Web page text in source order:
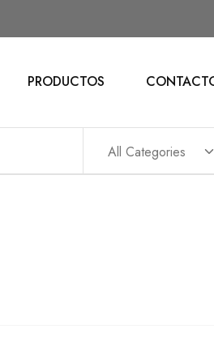
PRODUCTOS
All Categories